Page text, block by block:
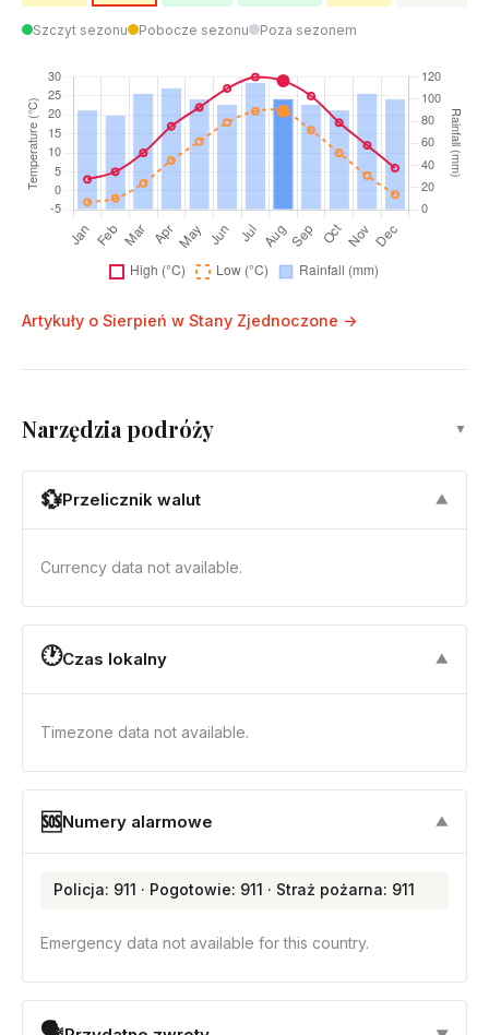
Szczyt sezonu Pobocze sezonu Poza sezonem
Artykuły o Sierpień w Stany Zjednoczone →
Narzędzia podróży ▼
💱Przelicznik walut ▼
Currency data not available.
🕐Czas lokalny ▼
Timezone data not available.
🆘Numery alarmowe ▼
Policja: 911 · Pogotowie: 911 · Straż pożarna: 911
Emergency data not available for this country.